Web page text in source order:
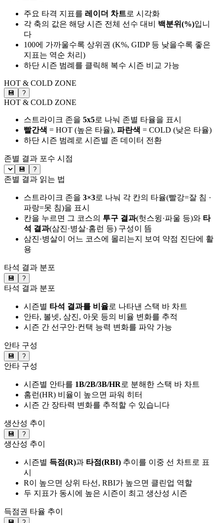
주요 타격 지표를 레이더 차트로 시각화
각 축의 값은 해당 시즌 전체 선수 대비 백분위(%)입니
다
100에 가까울수록 상위권 (K%, GIDP 등 낮을수록 좋은
지표는 역순 처리)
하단 시즌 범례를 클릭해 복수 시즌 비교 가능
HOT & COLD ZONE
💾 ?
HOT & COLD ZONE
스트라이크 존을 5x5로 나눠 존별 타율을 표시
빨간색 = HOT (높은 타율), 파란색 = COLD (낮은 타율)
하단 시즌 범례로 시즌별 존 데이터 전환
존별 결과 포수 시점
💾 ?
존별 결과 읽는 법
스트라이크 존을 3×3로 나눠 각 칸의 타율(빨강=잘 침 ·
파랑=못 침)을 표시
칸을 누르면 그 코스의 투구 결과(헛스윙·파울 등)와 타
석 결과(삼진·병살·홈런 등) 구성이 뜸
삼진·병살이 어느 코스에 몰리는지 보여 약점 진단에 활
용
타석 결과 분포
💾 ?
타석 결과 분포
시즌별 타석 결과를 비율로 나타낸 스택 바 차트
안타, 볼넷, 삼진, 아웃 등의 비율 변화를 추적
시즌 간 선구안·컨택 능력 변화를 파악 가능
안타 구성
💾 ?
안타 구성
시즌별 안타를 1B/2B/3B/HR로 분해한 스택 바 차트
홈런(HR) 비율이 높으면 파워 히터
시즌 간 장타력 변화를 추적할 수 있습니다
생산성 추이
💾 ?
생산성 추이
시즌별 득점(R)과 타점(RBI) 추이를 이중 선 차트로 표
시
R이 높으면 상위 타선, RBI가 높으면 클린업 역할
두 지표가 동시에 높은 시즌이 최고 생산성 시즌
득점권 타율 추이